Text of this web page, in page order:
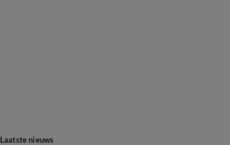
Laatste nieuws